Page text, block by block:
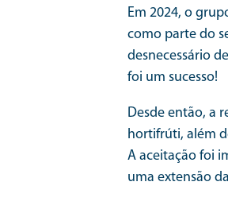
Em 2024, o
como parte do
desnecessário
foi um sucesso!
Desde então, a
hortifrúti, além
A aceitação foi
uma extensão